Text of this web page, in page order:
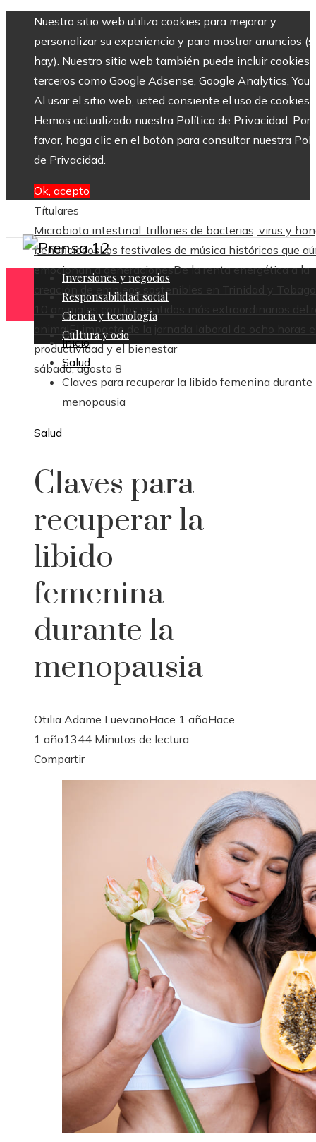
Nuestro sitio web utiliza cookies para mejorar y
personalizar su experiencia y para mostrar anuncios
hay). Nuestro sitio web también puede incluir cookies
terceros como Google Adsense, Google Analytics,
Al usar el sitio web, usted consiente el uso de cookies.
Hemos actualizado nuestra Política de Privacidad. Por
favor, haga clic en el botón para consultar nuestra
de Privacidad.
Ok, acepto
Títulares
Microbiota intestinal: trillones de bacterias, virus y
beneficiososLos festivales de música históricos que
emocionan a generacionesDe la renta energética a la
creación de empleos sostenibles en Trinidad y Tobago
10 animales con los sentidos más extraordinarios del
animalEl impacto de la jornada laboral de ocho horas
productividad y el bienestar
sábado, agosto 8
Inversiones y negocios
Responsabilidad social
Ciencia y tecnología
Cultura y ocio
Inicio
Salud
Claves para recuperar la libido femenina durante
menopausia
Salud
Claves para
recuperar la
libido
femenina
durante la
menopausia
Otilia Adame LuevanoHace 1 añoHace
1 año1344 Minutos de lectura
Facebook
Twitter
LinkedIn
Pinterest
Stumbleupon
Email
Compartir